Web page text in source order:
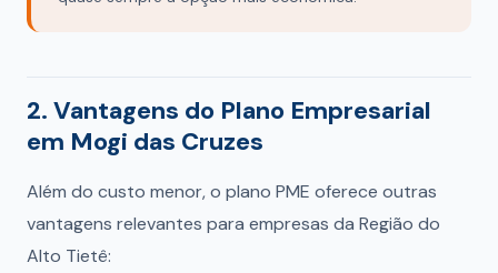
2. Vantagens do Plano Empresarial
em Mogi das Cruzes
Além do custo menor, o plano PME oferece outras
vantagens relevantes para empresas da Região do
Alto Tietê: